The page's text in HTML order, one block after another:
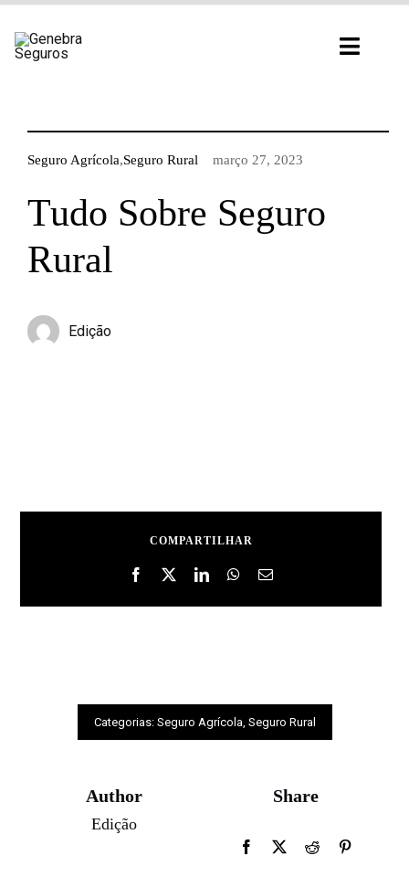
para
Seguro Agrícola,Seguro Rural março 27, 2023
Tudo Sobre Seguro
Rural
Edição
COMPARTILHAR
Categorias: Seguro Agrícola, Seguro Rural
Author
Edição
Share